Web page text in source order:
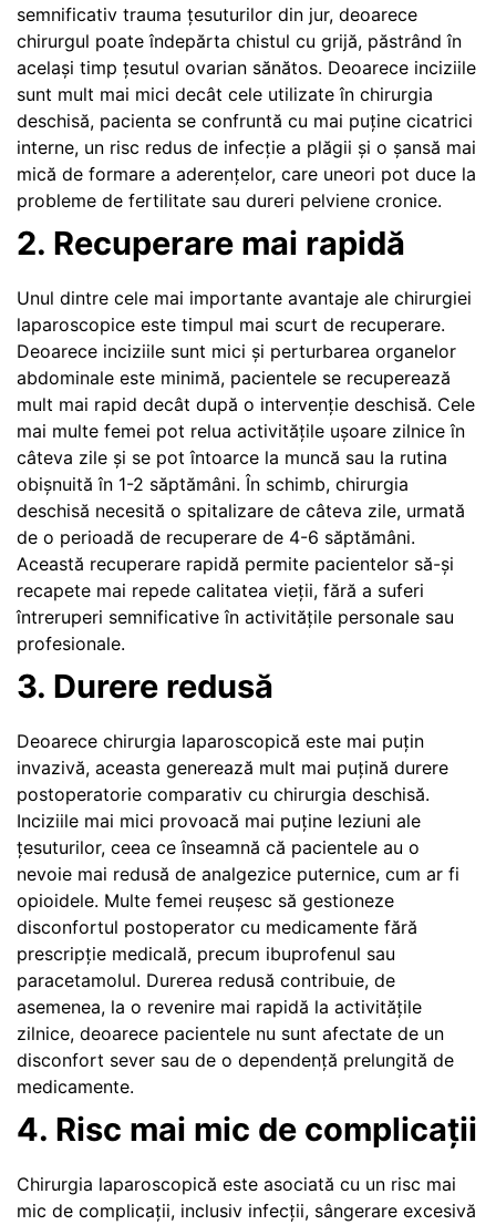
semnificativ trauma țesuturilor din jur, deoarece
chirurgul poate îndepărta chistul cu grijă, păstrând în
același timp țesutul ovarian sănătos. Deoarece inciziile
sunt mult mai mici decât cele utilizate în chirurgia
deschisă, pacienta se confruntă cu mai puține cicatrici
interne, un risc redus de infecție a plăgii și o șansă mai
mică de formare a aderențelor, care uneori pot duce la
probleme de fertilitate sau dureri pelviene cronice.
2. Recuperare mai rapidă
Unul dintre cele mai importante avantaje ale chirurgiei
laparoscopice este timpul mai scurt de recuperare.
Deoarece inciziile sunt mici și perturbarea organelor
abdominale este minimă, pacientele se recuperează
mult mai rapid decât după o intervenție deschisă. Cele
mai multe femei pot relua activitățile ușoare zilnice în
câteva zile și se pot întoarce la muncă sau la rutina
obișnuită în 1-2 săptămâni. În schimb, chirurgia
deschisă necesită o spitalizare de câteva zile, urmată
de o perioadă de recuperare de 4-6 săptămâni.
Această recuperare rapidă permite pacientelor să-și
recapete mai repede calitatea vieții, fără a suferi
întreruperi semnificative în activitățile personale sau
profesionale.
3. Durere redusă
Deoarece chirurgia laparoscopică este mai puțin
invazivă, aceasta generează mult mai puțină durere
postoperatorie comparativ cu chirurgia deschisă.
Inciziile mai mici provoacă mai puține leziuni ale
țesuturilor, ceea ce înseamnă că pacientele au o
nevoie mai redusă de analgezice puternice, cum ar fi
opioidele. Multe femei reușesc să gestioneze
disconfortul postoperator cu medicamente fără
prescripție medicală, precum ibuprofenul sau
paracetamolul. Durerea redusă contribuie, de
asemenea, la o revenire mai rapidă la activitățile
zilnice, deoarece pacientele nu sunt afectate de un
disconfort sever sau de o dependență prelungită de
medicamente.
4. Risc mai mic de complicații
Chirurgia laparoscopică este asociată cu un risc mai
mic de complicații, inclusiv infecții, sângerare excesivă